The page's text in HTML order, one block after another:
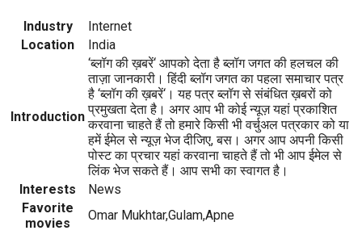
Industry
Internet
Location
India
Introduction
‘ब्लॉग की ख़बरें‘ आपको देता है ब्लॉग जगत की हलचल की
ताज़ा जानकारी। हिंदी ब्लॉग जगत का पहला समाचार पत्र
है ‘ब्लॉग की ख़बरें‘। यह पत्र ब्लॉग से संबंधित ख़बरों को
प्रमुखता देता है। अगर आप भी कोई न्यूज़ यहां प्रकाशित
करवाना चाहते हैं तो हमारे किसी भी वर्चुअल पत्रकार को या
हमें ईमेल से न्यूज़ भेज दीजिए, बस। अगर आप अपनी किसी
पोस्ट का प्रचार यहां करवाना चाहते हैं तो भी आप ईमेल से
लिंक भेज सकते हैं। आप सभी का स्वागत है।
Interests
News
Favorite
movies
Omar Mukhtar,Gulam,Apne